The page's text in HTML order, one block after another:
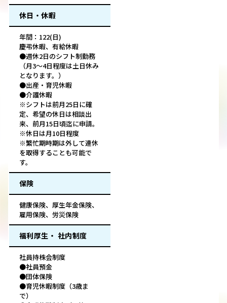
休日・休暇
年間：122(日)
慶弔休暇、有給休暇
●週休2日のシフト制勤務
（月3～4日程度は土日休み
となります。）
●出産・育児休暇
●介護休暇
※シフトは前月25日に確
定、希望の休日は相談出
来、前月15日頃迄に申請。
※休日は月10日程度
※繁忙期時期は外して連休
を取得することも可能で
す。
保険
健康保険、厚生年金保険、
雇用保険、労災保険
福利厚生・ 社内制度
社員持株会制度
●社員預金
●団体保険
●育児休暇制度（3歳ま
で）